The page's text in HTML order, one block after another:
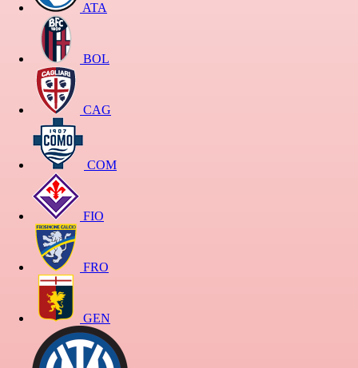
ATA
BOL
CAG
COM
FIO
FRO
GEN